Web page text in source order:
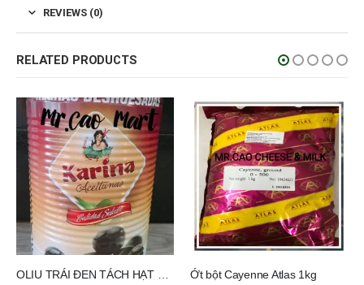
REVIEWS (0)
RELATED PRODUCTS
Ớt bột Cayenne Atlas 1kg